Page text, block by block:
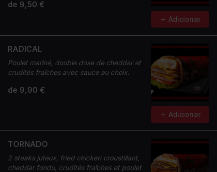
de 9,50 €
Adicionar
RADICAL
Poulet mariné, double dose de cheddar et
crudités fraîches avec sauce au choix.
de 9,90 €
Adicionar
TORNADO
2 steaks juteux, fried chicken croustillant,
cheddar fondu, crudités fraîches et poulet